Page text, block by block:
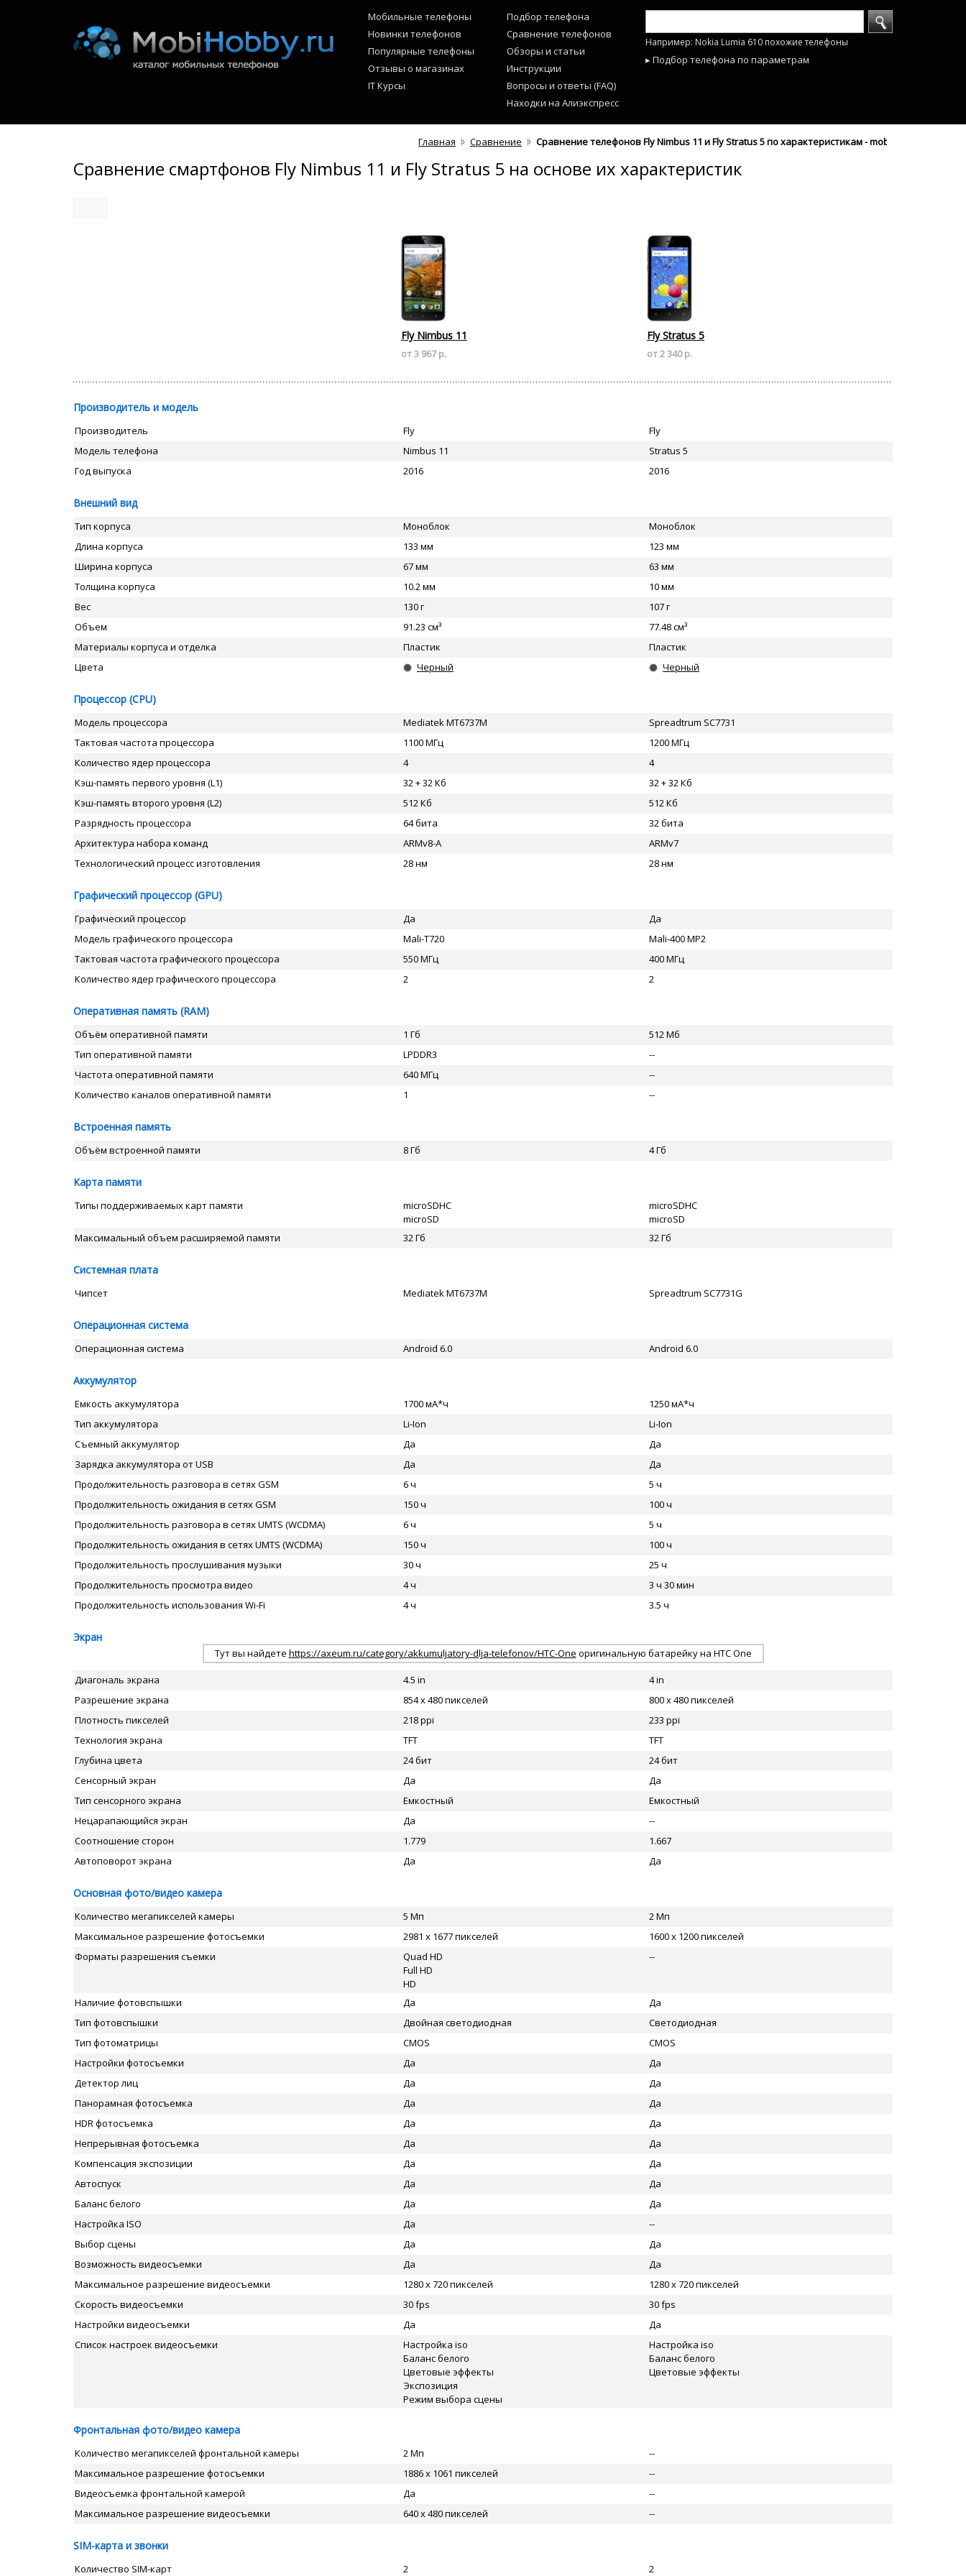
Мобильные телефоны
Новинки телефонов
Популярные телефоны
Отзывы о магазинах
IT Курсы
Подбор телефона
Сравнение телефонов
Обзоры и статьи
Инструкции
Вопросы и ответы (FAQ)
Находки на Алиэкспресс
Например: Nokia Lumia 610 похожие телефоны
▸ Подбор телефона по параметрам
Главная Сравнение Сравнение телефонов Fly Nimbus 11 и Fly Stratus 5 по характеристикам - mobyhobby.ru
Сравнение смартфонов Fly Nimbus 11 и Fly Stratus 5 на основе их характеристик
Fly Nimbus 11
от 3 967 р.
Fly Stratus 5
от 2 340 р.
Производитель и модель
Производитель Fly
Fly
Модель телефона
Nimbus 11
Stratus 5
Год выпуска
2016 2016
Внешний вид
Тип корпуса Моноблок
Моноблок
Длина корпуса
133 мм
123 мм
Ширина корпуса
67 мм
63 мм
Толщина корпуса
10.2 мм
10 мм
Вес
130 г
107 г
Объем
91.23 см³
77.48 см³
Материалы корпуса и отделка
Пластик
Пластик
Цвета
Черный Черный
Процессор (CPU)
Модель процессора Mediatek MT6737M
Spreadtrum SC7731
Тактовая частота процессора
1100 МГц
1200 МГц
Количество ядер процессора
4
4
Кэш-память первого уровня (L1)
32 + 32 Кб
32 + 32 Кб
Кэш-память второго уровня (L2)
512 Кб
512 Кб
Разрядность процессора
64 бита
32 бита
Архитектура набора команд
ARMv8-A
ARMv7
Технологический процесс изготовления
28 нм 28 нм
Графический процессор (GPU)
Графический процессор Да
Да
Модель графического процессора
Mali-T720
Mali-400 MP2
Тактовая частота графического процессора
550 МГц
400 МГц
Количество ядер графического процессора
2 2
Оперативная память (RAM)
Объём оперативной памяти 1 Гб
512 Мб
Тип оперативной памяти
LPDDR3
--
Частота оперативной памяти
640 МГц
--
Количество каналов оперативной памяти
1 --
Встроенная память
Объём встроенной памяти 8 Гб 4 Гб
Карта памяти
Типы поддерживаемых карт памяти
microSDHC
microSD
microSDHC
microSD
Максимальный объем расширяемой памяти
32 Гб 32 Гб
Системная плата
Чипсет Mediatek MT6737M Spreadtrum SC7731G
Операционная система
Операционная система Android 6.0 Android 6.0
Аккумулятор
Емкость аккумулятора 1700 мА*ч
1250 мА*ч
Тип аккумулятора
Li-Ion
Li-Ion
Съемный аккумулятор
Да
Да
Зарядка аккумулятора от USB
Да
Да
Продолжительность разговора в сетях GSM
6 ч
5 ч
Продолжительность ожидания в сетях GSM
150 ч
100 ч
Продолжительность разговора в сетях UMTS (WCDMA)
6 ч
5 ч
Продолжительность ожидания в сетях UMTS (WCDMA)
150 ч
100 ч
Продолжительность прослушивания музыки
30 ч
25 ч
Продолжительность просмотра видео
4 ч
3 ч 30 мин
Продолжительность использования Wi-Fi
4 ч 3.5 ч
Экран
Тут вы найдете https://axeum.ru/category/akkumuljatory-dlja-telefonov/HTC-One оригинальную батарейку на HTC One
Диагональ экрана 4.5 in
4 in
Разрешение экрана
854 x 480 пикселей
800 x 480 пикселей
Плотность пикселей
218 ppi
233 ppi
Технология экрана
TFT
TFT
Глубина цвета
24 бит
24 бит
Сенсорный экран
Да
Да
Тип сенсорного экрана
Емкостный
Емкостный
Нецарапающийся экран
Да
--
Соотношение сторон
1.779
1.667
Автоповорот экрана
Да Да
Основная фото/видео камера
Количество мегапикселей камеры 5 Мп
2 Мп
Максимальное разрешение фотосъемки
2981 x 1677 пикселей
1600 x 1200 пикселей
Форматы разрешения съемки
Quad HD
Full HD
HD
--
Наличие фотовспышки Да
Да
Тип фотовспышки
Двойная светодиодная
Светодиодная
Тип фотоматрицы
CMOS
CMOS
Настройки фотосъемки
Да
Да
Детектор лиц
Да
Да
Панорамная фотосъемка
Да
Да
HDR фотосъемка
Да
Да
Непрерывная фотосъемка
Да
Да
Компенсация экспозиции
Да
Да
Автоспуск
Да
Да
Баланс белого
Да
Да
Настройка ISO
Да
--
Выбор сцены
Да
Да
Возможность видеосъемки
Да
Да
Максимальное разрешение видеосъемки
1280 x 720 пикселей
1280 x 720 пикселей
Скорость видеосъемки
30 fps
30 fps
Настройки видеосъемки
Да
Да
Список настроек видеосъемки
Настройка iso
Баланс белого
Цветовые эффекты
Экспозиция
Режим выбора сцены
Настройка iso
Баланс белого
Цветовые эффекты
Фронтальная фото/видео камера
Количество мегапикселей фронтальной камеры 2 Мп
--
Максимальное разрешение фотосъемки
1886 x 1061 пикселей
--
Видеосъемка фронтальной камерой
Да
--
Максимальное разрешение видеосъемки
640 x 480 пикселей --
SIM-карта и звонки
Количество SIM-карт 2 2